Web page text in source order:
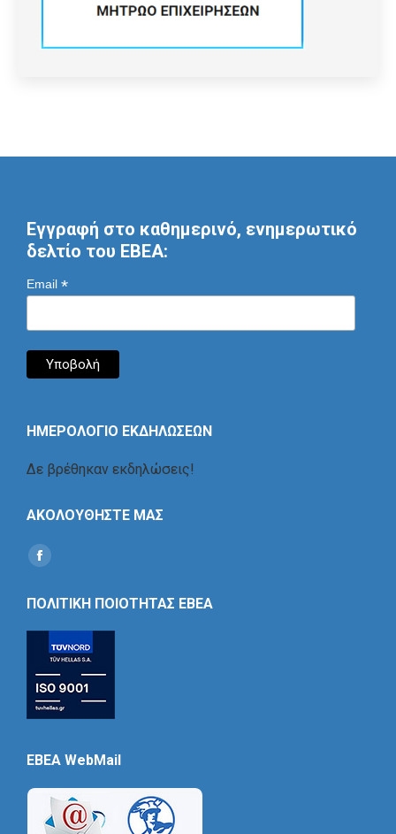
Εγγραφή στο καθημερινό, ενημερωτικό
δελτίο του ΕΒΕΑ:
Email *
ΗΜΕΡΟΛΟΓΙΟ ΕΚΔΗΛΩΣΕΩΝ
Δε βρέθηκαν εκδηλώσεις!
ΑΚΟΛΟΥΘΗΣΤΕ ΜΑΣ
Find us on:
Social
ΠΟΛΙΤΙΚΗ ΠΟΙΟΤΗΤΑΣ ΕΒΕΑ
EBEA WebMail